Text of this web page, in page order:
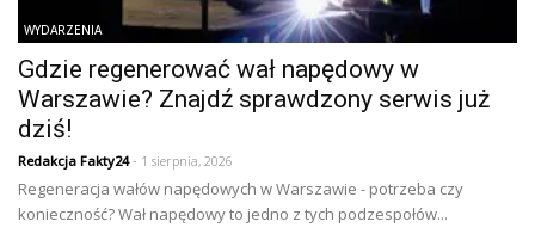
WYDARZENIA
Gdzie regenerować wał napędowy w
Warszawie? Znajdź sprawdzony serwis już
dziś!
Redakcja Fakty24- 1 sierpnia, 2026
Regeneracja wałów napędowych w Warszawie - potrzeba czy
konieczność? Wał napędowy to jedno z tych podzespołów...